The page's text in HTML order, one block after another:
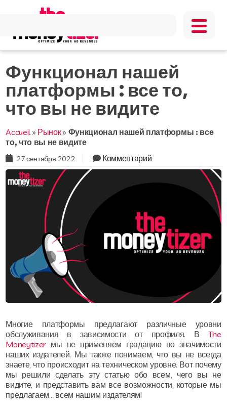
Функционал нашей
платформы : все то,
что вы не видите
Accueil » Рынок» Функционал нашей платформы : все
то, что вы не видите
27 сентября 2022 Комментарий
Многие платформы предлагают различные уровни
обслуживания в зависимости от профиля. В The
Moneytizer мы не применяем градацию по значимости
наших издателей. Мы также понимаем, что вы не всегда
знаете, что происходит на техническом уровне. Вот почему
мы решили сделать эту статью обо всем, чего вы не
видите, и представить вам все возможности, которые мы
предлагаем… всем нашим издателям!